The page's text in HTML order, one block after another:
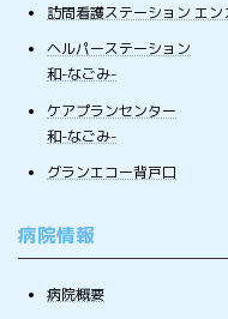
訪問看護ステーション エン
ヘルパーステーション
和-なごみ-
ケアプランセンター
和-なごみ-
グランエコー背戸口
病院情報
病院概要